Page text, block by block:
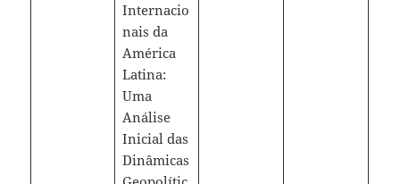
Internacio
nais da
América
Latina:
Uma
Análise
Inicial das
Dinâmicas